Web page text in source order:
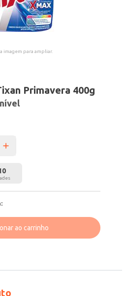
imagem para ampliar.
Primavera 400g
ao carrinho